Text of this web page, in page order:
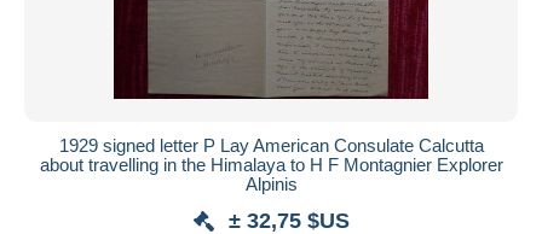
1929 signed letter P Lay American Consulate Calcutta
about travelling in the Himalaya to H F Montagnier Explorer
Alpinis
± 32,75 $US